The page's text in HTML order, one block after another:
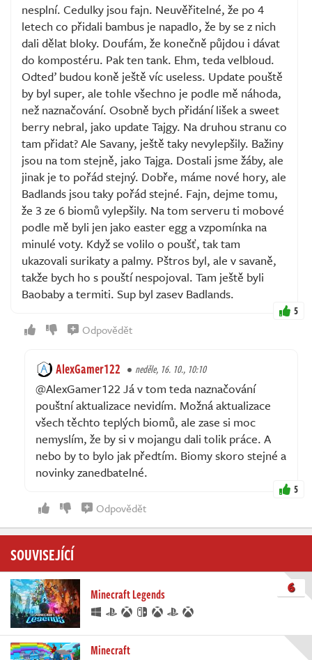
nesplní. Cedulky jsou fajn. Neuvěřitelné, že po 4
letech co přidali bambus je napadlo, že by se z nich
dali dělat bloky. Doufám, že konečně půjdou i dávat
do kompostéru. Pak ten tank. Ehm, teda velbloud.
Odteď budou koně ještě víc useless. Update pouště
by byl super, ale tohle všechno je podle mě náhoda,
než naznačování. Osobně bych přidání lišek a sweet
berry nebral, jako update Tajgy. Na druhou stranu co
tam přidat? Ale Savany, ještě taky nevylepšily. Bažiny
jsou na tom stejně, jako Tajga. Dostali jsme žáby, ale
jinak je to pořád stejný. Dobře, máme nové hory, ale
Badlands jsou taky pořád stejné. Fajn, dejme tomu,
že 3 ze 6 biomů vylepšily. Na tom serveru ti mobové
podle mě byli jen jako easter egg a vzpomínka na
minulé voty. Když se volilo o poušť, tak tam
ukazovali surikaty a palmy. Pštros byl, ale v savaně,
takže bych ho s pouští nespojoval. Tam ještě byli
Baobaby a termiti. Sup byl zasev Badlands.
5
Odpovědět
AlexGamer122 neděle, 16. 10., 10:10
@AlexGamer122 Já v tom teda naznačování
pouštní aktualizace nevidím. Možná aktualizace
všech těchto teplých biomů, ale zase si moc
nemyslím, že by si v mojangu dali tolik práce. A
nebo by to bylo jak předtím. Biomy skoro stejné a
novinky zanedbatelné.
5
Odpovědět
SOUVISEJÍCÍ
Minecraft Legends 6
Minecraft